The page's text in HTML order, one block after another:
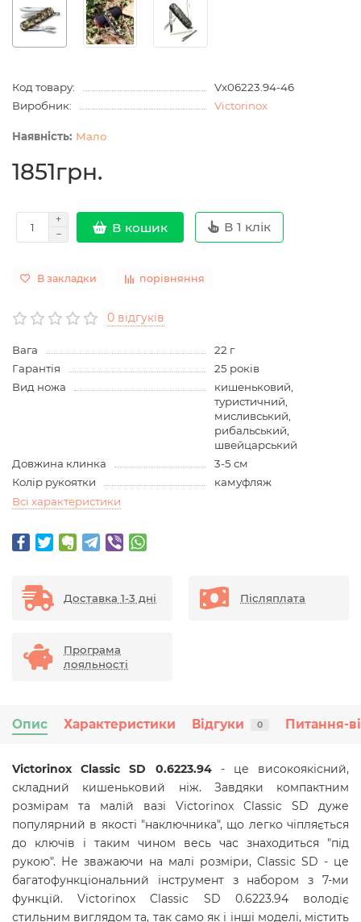
Код товару:
Vx06223.94-46
Виробник:
Victorinox
Мало
1851грн.
В кошик В 1 клік
В закладки порівняння
0 відгуків
Вага
22 г
Гарантія
25 років
Вид ножа
кишеньковий,
туристичний,
мисливський,
рибальський,
швейцарський
Довжина клинка
3-5 см
Колір рукоятки
камуфляж
Всі характеристики
Доставка 1-3 дні Післяплата
Програма
лояльності
Опис Характеристики Відгуки 0 Питання-
Victorinox Classic SD 0.6223.94 - це високоякісний,
складний кишеньковий ніж. Завдяки компактним
розмірам та малій вазі Victorinox Classic SD дуже
популярний в якості "наключника", що легко чіпляється
до ключів і таким чином весь час знаходиться "під
рукою". Не зважаючи на малі розміри, Classic SD - це
багатофункціональний інструмент з набором з 7-ми
функцій. Victorinox Classic SD 0.6223.94володіє
стильним виглядом та, так само як і інші моделі, містить